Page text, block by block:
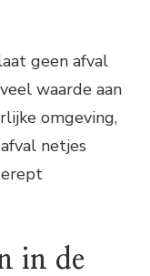
geen afval
waarde aan
omgeving,
netjes
in de